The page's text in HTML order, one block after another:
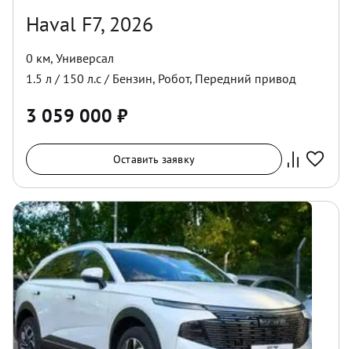
Haval F7, 2026
0 км, Универсал
1.5 л / 150 л.с / Бензин, Робот, Передний привод
3 059 000 ₽
Оставить заявку